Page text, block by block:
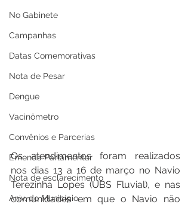
No Gabinete
Campanhas
Datas Comemorativas
Nota de Pesar
Dengue
Vacinômetro
Convênios e Parcerias
Emenda Parlamentar
Nota de esclarecimento
Aniv. do Município
Os atendimentos foram realizados
nos dias 13 a 16 de março no Navio
Terezinha Lopes (UBS Fluvial), e nas
comunidades em que o Navio não